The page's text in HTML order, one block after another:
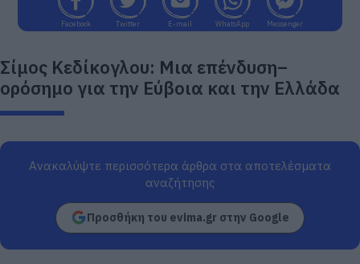
Facebook Twitter E-mail WhatsApp Messenger
Σίμος Κεδίκογλου: Μια επένδυση–
ορόσημο για την Εύβοια και την Ελλάδα
Ανακαλύψτε περισσότερα άρθρα στα αποτελέσματα
αναζήτησης
Προσθήκη του evima.gr στην Google